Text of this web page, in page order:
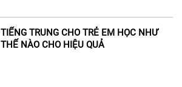
TIẾNG TRUNG CHO TRẺ EM HỌC NHƯ
THẾ NÀO CHO HIỆU QUẢ